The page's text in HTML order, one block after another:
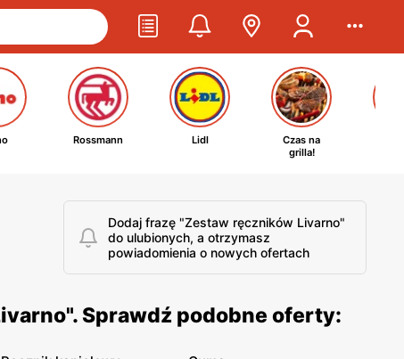
Rossmann Lidl
Czas na
grilla!
Dodaj frazę "Zestaw ręczników Livarno"
do ulubionych, a otrzymasz
powiadomienia o nowych ofertach
Sprawdź podobne oferty: